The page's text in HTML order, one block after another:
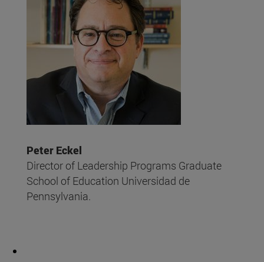
Peter Eckel
Director of Leadership Programs Graduate
School of Education Universidad de
Pennsylvania.